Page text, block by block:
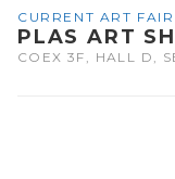
CURRENT ART FAIR
PLAS ART
COEX 3F, HALL D,